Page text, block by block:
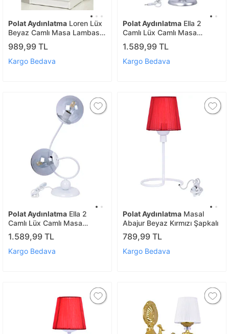
Polat Aydınlatma Loren Lüx
Beyaz Camlı Masa Lambası
Gold
989,99 TL
Kargo Bedava
Polat Aydınlatma Ella 2
Camlı Lüx Camlı Masa
Lambası Gümüş
1.589,99 TL
Kargo Bedava
Polat Aydınlatma Ella 2
Camlı Lüx Camlı Masa
Lambası Beyaz
1.589,99 TL
Kargo Bedava
Polat Aydınlatma Masal
Abajur Beyaz Kırmızı Şapkalı
789,99 TL
Kargo Bedava